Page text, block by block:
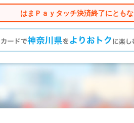
はまＰａｙタッチ決済終了にとも